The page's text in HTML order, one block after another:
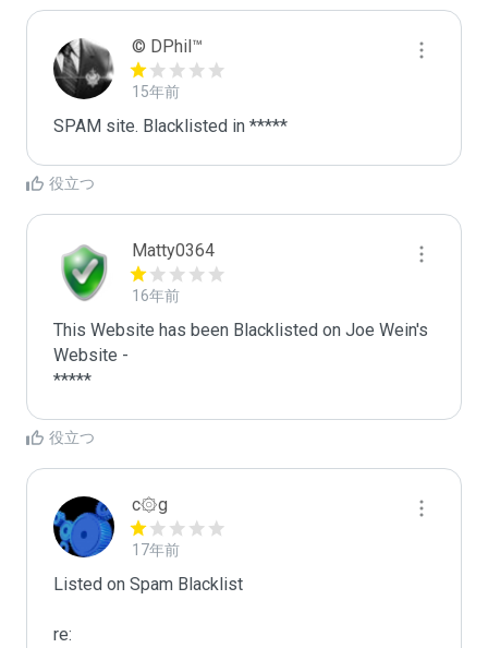
© DPhil™
15年前
SPAM site. Blacklisted in *****
役立つ
Matty0364
16年前
This Website has been Blacklisted on Joe Wein's
Website -
役立つ
c۞g
17年前
Listed on Spam Blacklist
re: